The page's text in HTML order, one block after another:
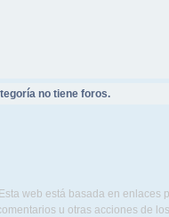
no tiene foros.
Esta web está basada en enlaces
u otras acciones de